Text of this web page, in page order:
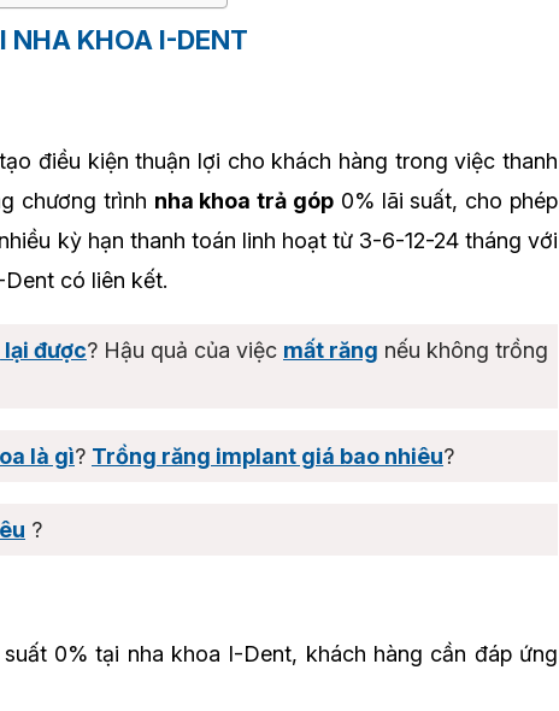
NHA KHOA I-DENT
điều kiện thuận lợi cho khách hàng trong việc thanh
chương trình nha khoa trả góp 0% lãi suất, cho phép
kỳ hạn thanh toán linh hoạt từ 3-6-12-24 tháng với
có liên kết.
được? Hậu quả của việc mất răng nếu không trồng
là gì? Trồng răng implant giá bao nhiêu?
?
0% tại nha khoa I-Dent, khách hàng cần đáp ứng